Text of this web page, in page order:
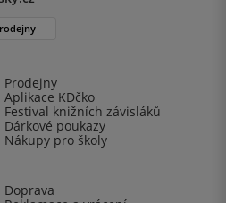
Prodejny
Aplikace KDčko
Festival knižních závisláků
Dárkové poukazy
Nákupy pro školy
Doprava